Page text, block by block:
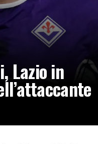
Lazio in